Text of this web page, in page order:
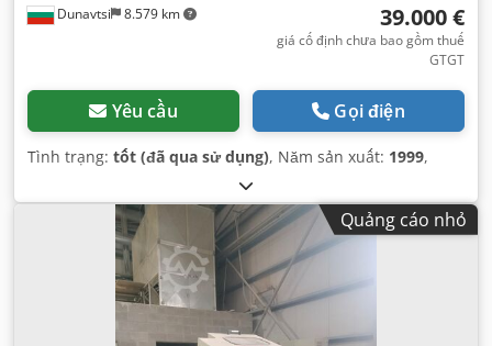
Dunavtsi 8.579 km 39.000 €
giá cố định chưa bao gồm thuế
GTGT
Yêu cầu Gọi điện
Tình trạng: tốt (đã qua sử dụng), Năm sản xuất: 1999,
Quảng cáo nhỏ